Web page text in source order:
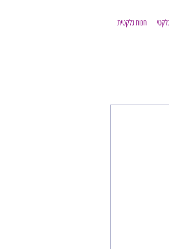
חנות גלקטית